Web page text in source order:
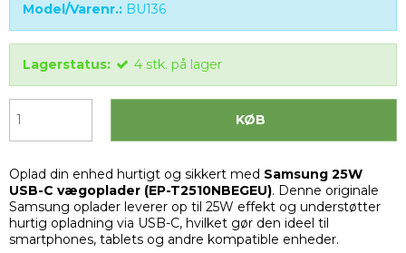
Model/Varenr.: BU136
Lagerstatus: 4 stk. på lager
KØB
Oplad din enhed hurtigt og sikkert med Samsung 25W
USB-C vægoplader (EP-T2510NBEGEU). Denne originale
Samsung oplader leverer op til 25W effekt og understøtter
hurtig opladning via USB-C, hvilket gør den ideel til
smartphones, tablets og andre kompatible enheder.